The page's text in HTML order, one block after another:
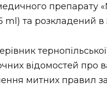
препарату
ml) та розкладений в
відомостей про
митних правил